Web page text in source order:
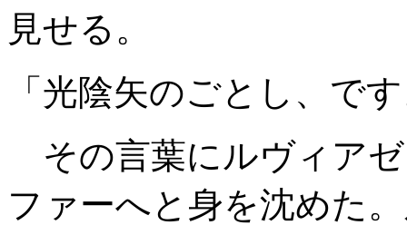
見せる。
「光陰矢のごとし、で
その言葉にルヴィア
ファーへと身を沈めた